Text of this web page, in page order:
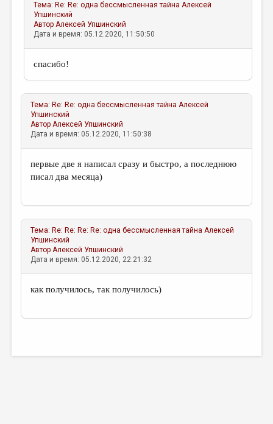
ЦИКЛЫ ПУБЛИКАЦИЙ
ТРЕДИАКОВСКИЙ
МЕДИА
Тема: Re: Re: одна бессмысленная тайна Алексей
Упшинский
АвторАлексей Упшинский
Дата и время: 05.12.2020, 11:50:50
спасибо!
Тема: Re: Re: одна бессмысленная тайна Алексей
Упшинский
АвторАлексей Упшинский
Дата и время: 05.12.2020, 11:50:38
первые две я написал сразу и быстро, а последнюю
писал два месяца)
Тема: Re: Re: Re: Re: одна бессмысленная тайна Алексей
Упшинский
АвторАлексей Упшинский
Дата и время: 05.12.2020, 22:21:32
как получилось, так получилось)